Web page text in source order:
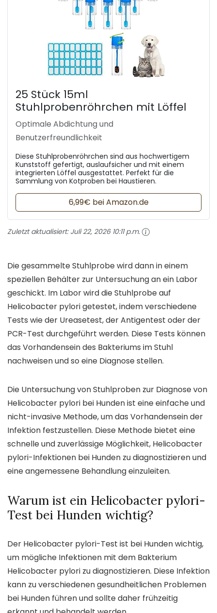
25 Stück 15ml
Stuhlprobenröhrchen mit Löffel
Optimale Abdichtung und
Benutzerfreundlichkeit
Diese Stuhlprobenröhrchen sind aus hochwertigem
Kunststoff gefertigt, auslaufsicher und mit einem
integrierten Löffel ausgestattet. Perfekt für die
Sammlung von Kotproben bei Haustieren.
6,99€ bei Amazon.de
Zuletzt aktualisiert: Juli 22, 2026 10:11 p.m.
Die gesammelte Stuhlprobe wird dann in einem
speziellen Behälter zur Untersuchung an ein Labor
geschickt. Im Labor wird die Stuhlprobe auf
Helicobacter pylori getestet, indem verschiedene
Tests wie der Ureasetest, der Antigentest oder der
PCR-Test durchgeführt werden. Diese Tests können
das Vorhandensein des Bakteriums im Stuhl
nachweisen und so eine Diagnose stellen.
Die Untersuchung von Stuhlproben zur Diagnose von
Helicobacter pylori bei Hunden ist eine einfache und
nicht-invasive Methode, um das Vorhandensein der
Infektion festzustellen. Diese Methode bietet eine
schnelle und zuverlässige Möglichkeit, Helicobacter
pylori-Infektionen bei Hunden zu diagnostizieren und
eine angemessene Behandlung einzuleiten.
Warum ist ein Helicobacter pylori-
Test bei Hunden wichtig?
Der Helicobacter pylori-Test ist bei Hunden wichtig,
um mögliche Infektionen mit dem Bakterium
Helicobacter pylori zu diagnostizieren. Diese Infektion
kann zu verschiedenen gesundheitlichen Problemen
bei Hunden führen und sollte daher frühzeitig